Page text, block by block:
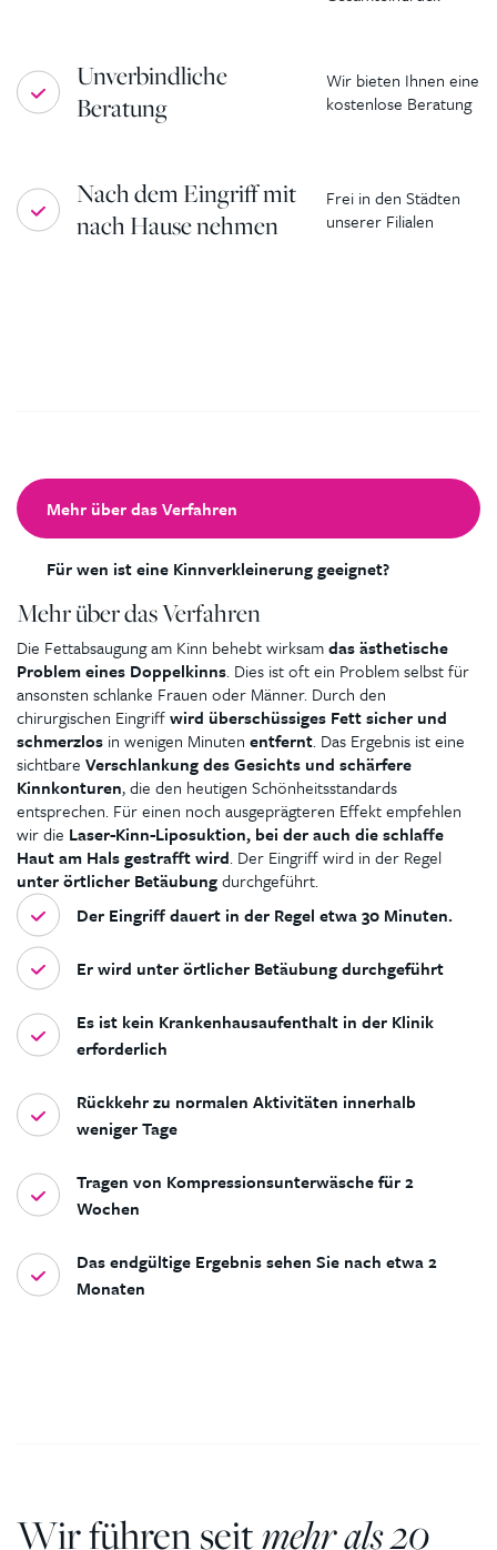
Unverbindliche
Beratung
Wir bieten Ihnen eine
kostenlose Beratung
Nach dem Eingriff mit
nach Hause nehmen
Frei in den Städten
unserer Filialen
Mehr über das Verfahren
Für wen ist eine Kinnverkleinerung geeignet?
Mehr über das Verfahren
Die Fettabsaugung am Kinn behebt wirksamdas ästhetische
Problem eines Doppelkinns. Dies ist oft ein Problem selbst für
ansonsten schlanke Frauen oder Männer. Durch den
chirurgischen Eingriffwird überschüssiges Fett sicher und
schmerzlos in wenigen Minuten entfernt. Das Ergebnis ist eine
sichtbare Verschlankung des Gesichts und schärfere
Kinnkonturen, die den heutigen Schönheitsstandards
entsprechen. Für einen noch ausgeprägteren Effekt empfehlen
wir die Laser-Kinn-Liposuktion, bei der auch die schlaffe
Haut am Hals gestrafft wird. Der Eingriff wird in der Regel
unter örtlicher Betäubungdurchgeführt.
Der Eingriff dauert in der Regel etwa 30 Minuten.
Er wird unter örtlicher Betäubung durchgeführt
Es ist kein Krankenhausaufenthalt in der Klinik
erforderlich
Rückkehr zu normalen Aktivitäten innerhalb
weniger Tage
Tragen von Kompressionsunterwäsche für 2
Wochen
Das endgültige Ergebnis sehen Sie nach etwa 2
Monaten
Wir führen seitmehr als 20